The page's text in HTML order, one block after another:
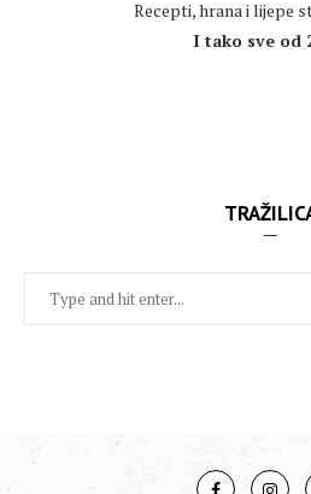
Recepti, hrana i lijepe
I tako sve od